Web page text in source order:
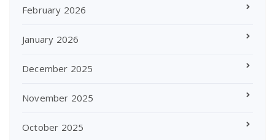
February 2026
January 2026
December 2025
November 2025
October 2025